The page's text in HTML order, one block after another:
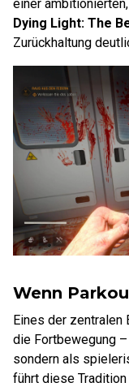
einer
Dying Light: The
Zurückhaltung
Wenn
Eines der zentralen
die Fortbewegung
sondern als
führt diese